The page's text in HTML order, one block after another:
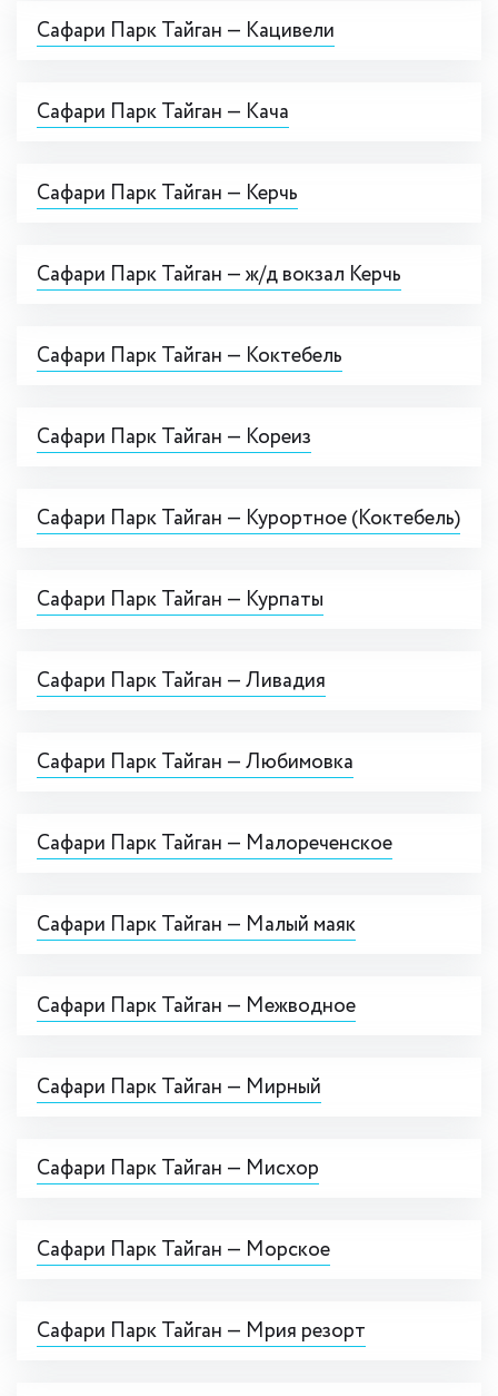
Сафари Парк Тайган — Кацивели
Сафари Парк Тайган — Кача
Сафари Парк Тайган — Керчь
Сафари Парк Тайган — ж/д вокзал Керчь
Сафари Парк Тайган — Коктебель
Сафари Парк Тайган — Кореиз
Сафари Парк Тайган — Курортное (Коктебель)
Сафари Парк Тайган — Курпаты
Сафари Парк Тайган — Ливадия
Сафари Парк Тайган — Любимовка
Сафари Парк Тайган — Малореченское
Сафари Парк Тайган — Малый маяк
Сафари Парк Тайган — Межводное
Сафари Парк Тайган — Мирный
Сафари Парк Тайган — Мисхор
Сафари Парк Тайган — Морское
Сафари Парк Тайган — Мрия резорт